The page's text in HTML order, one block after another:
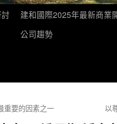
建和國際2025年最新商業
公司趨勢
重要的因素之一 以